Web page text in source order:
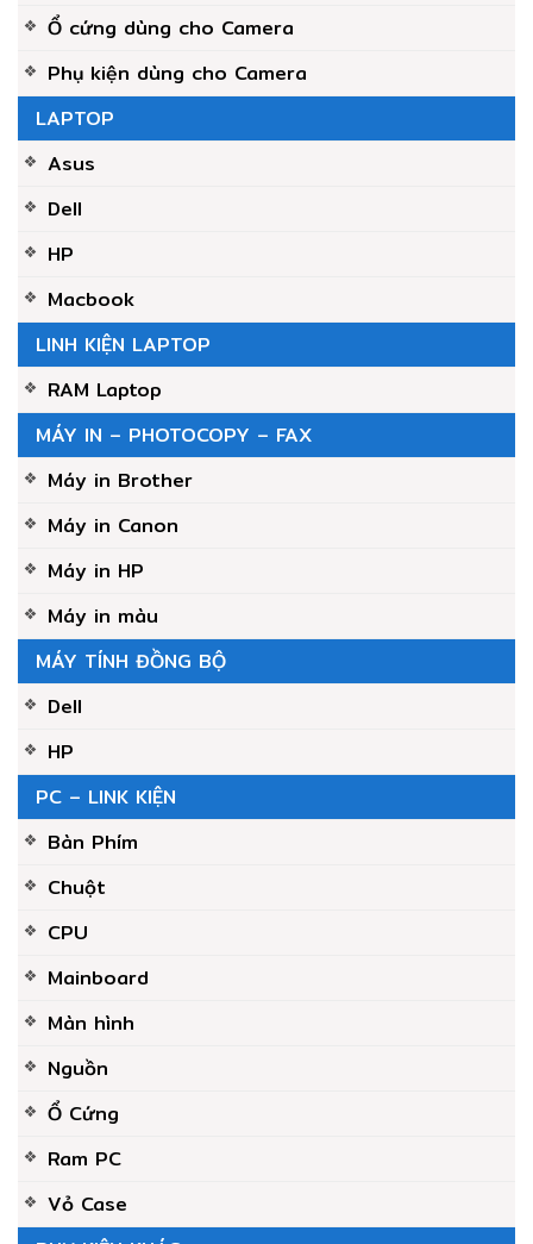
Ổ cứng dùng cho Camera
Phụ kiện dùng cho Camera
LAPTOP
Asus
Dell
HP
Macbook
LINH KIỆN LAPTOP
RAM Laptop
MÁY IN – PHOTOCOPY – FAX
Máy in Brother
Máy in Canon
Máy in HP
Máy in màu
MÁY TÍNH ĐỒNG BỘ
Dell
HP
PC – LINK KIỆN
Bàn Phím
Chuột
CPU
Mainboard
Màn hình
Nguồn
Ổ Cứng
Ram PC
Vỏ Case